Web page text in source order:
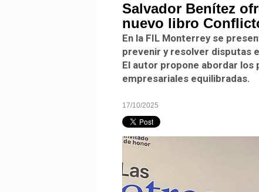
Salvador Benítez
nuevo libro
En la FIL Monterrey se
prevenir y resolver disputas
El autor propone abordar los
empresariales equilibradas.
17/10/2025